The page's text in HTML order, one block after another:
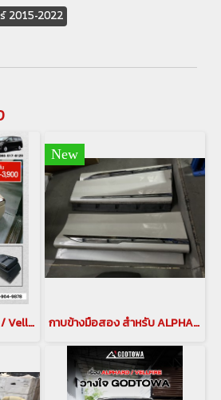
ร์ 2015-2022
คอนโซนมือสอง Alphard / Vellfire 20
New
กาบข้างมือสอง สำหรับ ALPHARD/VELLFIRE 20,30